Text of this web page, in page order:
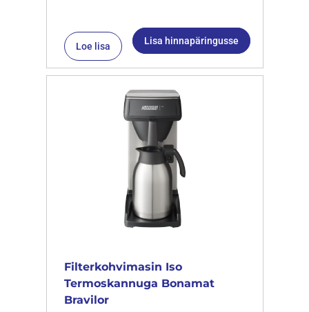
Loe lisa Lisa hinnapäringusse
Filterkohvimasin Iso
Termoskannuga Bonamat
Bravilor